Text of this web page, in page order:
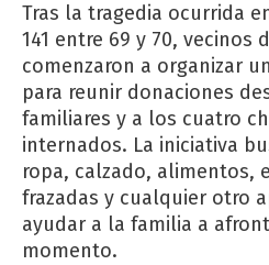
Tras la tragedia ocurrida
141 entre 69 y 70, vecinos
comenzaron a organizar
para reunir donaciones
familiares y a los cuatro
internados. La iniciativa
ropa, calzado, alimentos,
frazadas y cualquier otro
ayudar a la familia a
momento.